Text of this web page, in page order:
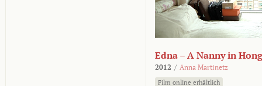
Edna – A Nanny in
2012 / Anna Martinetz
Film online erhältlich